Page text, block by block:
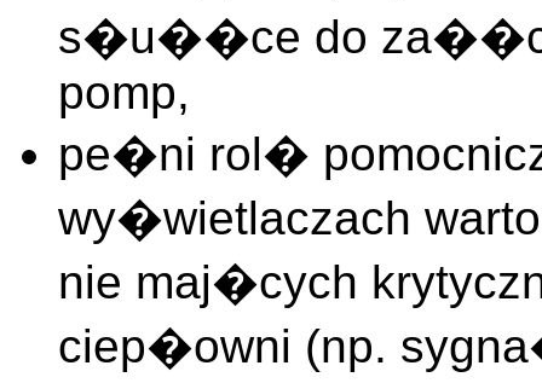
s�u��ce do
pomp,
pe�ni rol�
wy�wietlaczach
nie maj�cych
ciep�owni (np.